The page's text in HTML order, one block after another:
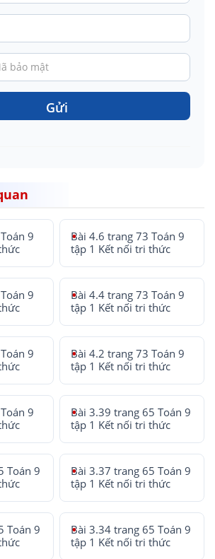
Gửi
9
Bài 4.6 trang 73 Toán 9
tập 1 Kết nối tri thức
9
Bài 4.4 trang 73 Toán 9
tập 1 Kết nối tri thức
9
Bài 4.2 trang 73 Toán 9
tập 1 Kết nối tri thức
9
Bài 3.39 trang 65 Toán 9
tập 1 Kết nối tri thức
Toán 9
Bài 3.37 trang 65 Toán 9
tập 1 Kết nối tri thức
Toán 9
Bài 3.34 trang 65 Toán 9
tập 1 Kết nối tri thức